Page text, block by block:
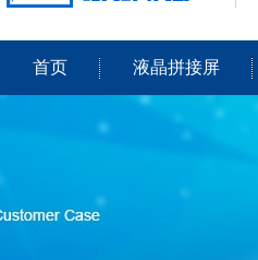
首页 液晶拼接屏